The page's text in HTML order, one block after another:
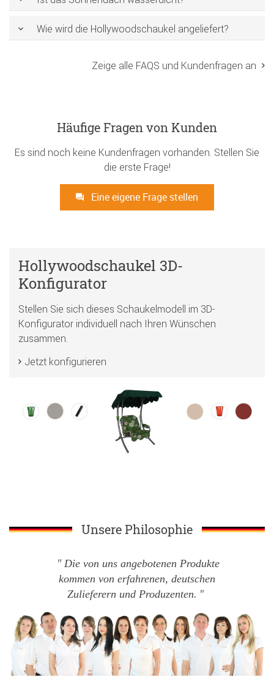
Wie wird die Hollywoodschaukel angeliefert?
Zeige alle FAQS und Kundenfragen an
Häufige Fragen von Kunden
Es sind noch keine Kundenfragen vorhanden. Stellen Sie
die erste Frage!
Eine eigene Frage stellen
Hollywoodschaukel 3D-
Konfigurator
Stellen Sie sich dieses Schaukelmodell im 3D-
Konfigurator individuell nach Ihren Wünschen
zusammen.
Jetzt konfigurieren
Unsere Philosophie
Die von uns angebotenen Produkte
kommen von erfahrenen, deutschen
Zulieferern und Produzenten.